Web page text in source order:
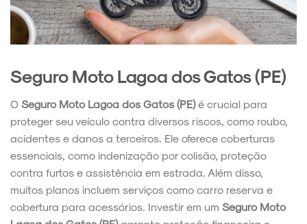
Seguro Moto Lagoa dos Gatos (PE)
O Seguro Moto Lagoa dos Gatos (PE)é crucial para
proteger seu veículo contra diversos riscos, como roubo,
acidentes e danos a terceiros. Ele oferece coberturas
essenciais, como indenização por colisão, proteção
contra furtos e assistência em estrada. Além disso,
muitos planos incluem serviços como carro reserva e
cobertura para acessórios. Investir em um Seguro Moto